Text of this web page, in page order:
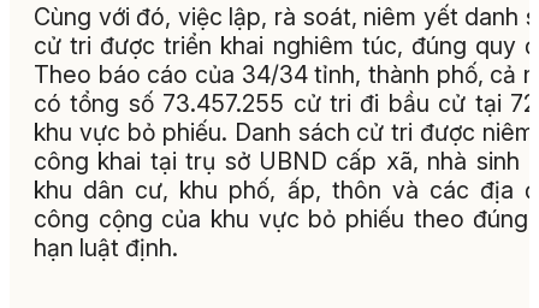
Cùng với đó, việc lập, rà soát, niêm yết danh
cử tri được triển khai nghiêm túc, đúng quy
Theo báo cáo của 34/34 tỉnh, thành phố, cả
có tổng số 73.457.255 cử tri đi bầu cử tại
khu vực bỏ phiếu. Danh sách cử tri được
công khai tại trụ sở UBND cấp xã, nhà sinh
khu dân cư, khu phố, ấp, thôn và các địa
công cộng của khu vực bỏ phiếu theo đúng
hạn luật định.